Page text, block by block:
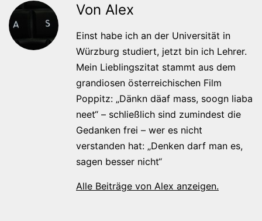
Von Alex
Einst habe ich an der Universität in
Würzburg studiert, jetzt bin ich Lehrer.
Mein Lieblingszitat stammt aus dem
grandiosen österreichischen Film
Poppitz: „Dänkn däaf mass, soogn liaba
neet“ – schließlich sind zumindest die
Gedanken frei – wer es nicht
verstanden hat: „Denken darf man es,
sagen besser nicht“
Alle Beiträge von Alex anzeigen.